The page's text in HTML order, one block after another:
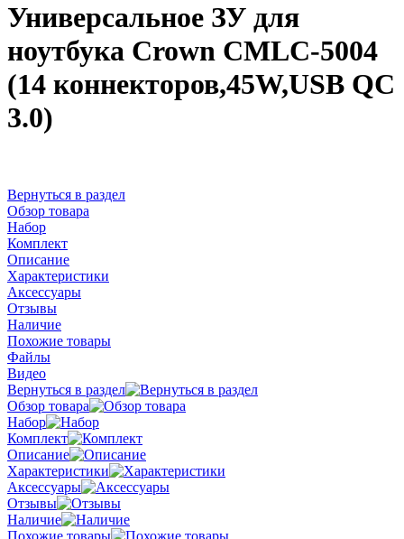
Универсальное ЗУ для
ноутбука Crown CMLC-5004
(14 коннекторов,45W,USB QC
3.0)
Вернуться в раздел
Обзор товара
Набор
Комплект
Описание
Характеристики
Аксессуары
Отзывы
Наличие
Похожие товары
Файлы
Видео
Вернуться в раздел
Обзор товара
Набор
Комплект
Описание
Характеристики
Аксессуары
Отзывы
Наличие
Похожие товары